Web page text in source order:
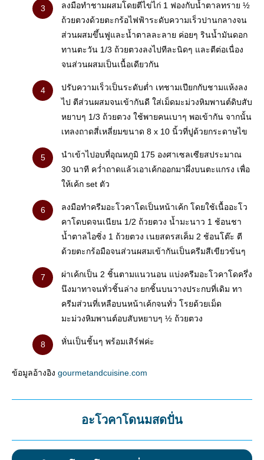
ลงมือทำชามผสมโดยตีไข่ไก่ 1 ฟองกับน้ำตาลทราย ½
ถ้วยตวงด้วยตะกร้อไฟฟ้าระดับความเร็วปานกลางจน
ส่วนผสมขึ้นฟูและน้ำตาลละลาย ค่อยๆ รินน้ำมันดอก
ทานตะวัน 1/3 ถ้วยตวงลงไปทีละนิดๆ และตีต่อเนื่อง
จนส่วนผสมเป็นเนื้อเดียวกัน
ปรับความเร็วเป็นระดับต่ำ เทชามเปียกกับชามแห้งลง
ไป ตีส่วนผสมจนเข้ากันดี ใส่เม็ดมะม่วงหิมพานต์ดิบสับ
หยาบๆ 1/3 ถ้วยตวง ใช้พายคนเบาๆ พอเข้ากัน จากนั้น
เทลงถาดสี่เหลี่ยมขนาด 8 x 10 นิ้วที่ปูด้วยกระดาษไข
นำเข้าไปอบที่อุณหภูมิ 175 องศาเซลเซียสประมาณ
30 นาที คว่ำถาดแล้วเอาเค้กออกมาผึ่งบนตะแกรง เพื่อ
ให้เค้ก set ตัว
ลงมือทำครีมอะโวคาโดเป็นหน้าเค้ก โดยใช้เนื้ออะโว
คาโดบดจนเนียน 1/2 ถ้วยตวง น้ำมะนาว 1 ช้อนชา
น้ำตาลไอซิ่ง 1 ถ้วยตวง เนยสดรสเค็ม 2 ช้อนโต๊ะ ตี
ด้วยตะกร้อมือจนส่วนผสมเข้ากันเป็นครีมสีเขียวข้นๆ
ผ่าเค้กเป็น 2 ชิ้นตามแนวนอน แบ่งครีมอะโวคาโดครึ่ง
นึงมาทาจนทั่วชิ้นล่าง ยกชิ้นบนวางประกบที่เดิม ทา
ครีมส่วนที่เหลือบนหน้าเค้กจนทั่ว โรยด้วยเม็ด
มะม่วงหิมพานต์อบสับหยาบๆ ½ ถ้วยตวง
หั่นเป็นชิ้นๆ พร้อมเสิร์ฟค่ะ
ข้อมูลอ้างอิง gourmetandcuisine.com
อะโวคาโดนมสดปั่น